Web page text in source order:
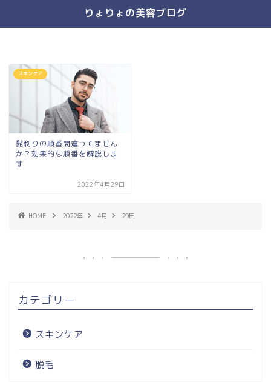
りょりょの美容ブログ
スキンケア
髭剃りの順番間違ってません
か？効果的な順番を解説しま
す
2022年4月29日
HOME 2022年 4月 29日
カテゴリー
スキンケア
脱毛